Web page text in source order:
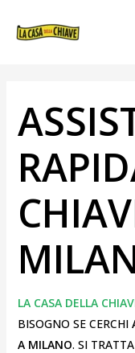
LA CASA DELLA
BISOGNO SE CERCHI
A MILANO. SI
ARTICOLI